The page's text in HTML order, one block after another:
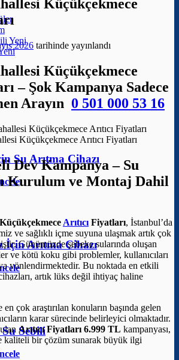
Su Arıtma Cihazı
İçin Arıtma Cihazı
Su Sebili
Küçükçekmece
2026 tarihinde yayınlandı
Küçükçekmece
– Şok Kampanya Sadece
Arayın 0 501 000 53 16
Küçükçekmece Arıtıcı Fiyatları
Dev Kampanya – Su
Kurulum ve Montaj Dahil
ArıtıcıFiyatları, İstanbul’da
ve sağlıklı içme suyuna ulaşmak artık çok
Günümüzde şebeke sularında oluşan
ve kötü koku gibi problemler, kullanıcıları
yönlendirmektedir. Bu noktada en etkili
artık lüks değil ihtiyaç haline
çok araştırılan konuların başında gelen
karar sürecinde belirleyici olmaktadır.
Arıtıcı Fiyatları 6.999 TL kampanyası,
kaliteli bir çözüm sunarak büyük ilgi